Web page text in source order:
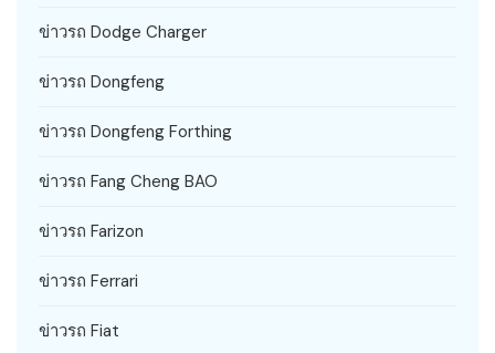
ข่าวรถ Dodge Charger
ข่าวรถ Dongfeng
ข่าวรถ Dongfeng Forthing
ข่าวรถ Fang Cheng BAO
ข่าวรถ Farizon
ข่าวรถ Ferrari
ข่าวรถ Fiat